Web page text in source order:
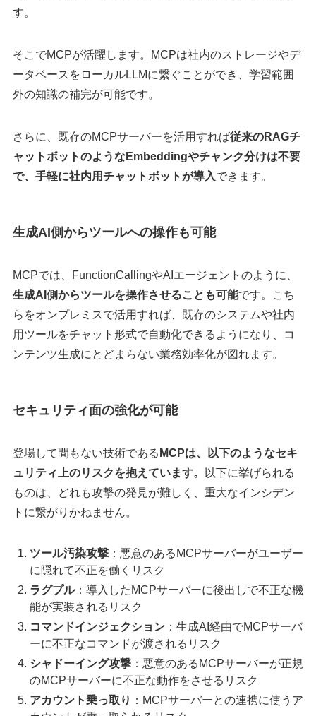
す。
そこでMCPが活躍します。MCPは社内のストレージやデ
ータベースをローカルLLMに繋ぐことができ、学習範囲
外の知識の補完が可能です。
さらに、既存のMCPサーバーを活用すれば従来のRAGチ
ャットボットのようなEmbeddingやチャンク分けは不要
で、手軽に社内用チャットボットが導入できます。
生成AI側からツールへの操作も可能
MCPでは、FunctionCallingやAIエージェントのように、
生成AI側からツールを操作させることも可能です。こち
らをオンプレミスで活用すれば、既存のシステムや社内
用ツールをチャット形式で自動化できるようになり、コ
ンテンツ生成にとどまらない業務効率化が図れます。
セキュリティ面の強化が可能
登場して間もない技術である MCPは、以下のようなセキ
ュリティ上のリスクを抱えています。
以下に挙げられる
ものは、どれも攻撃の発見が難しく、重大なインシデン
トに繋がりかねません。
ツール汚染攻撃：悪意のあるMCPサーバーがユーザー
に隠れて不正を働くリスク
ラグプル：導入したMCPサーバーに後出しで不正な機
能が実装されるリスク
コマンドインジェクション：生成AI経由でMCPサーバ
ーに不正なコマンドが渡されるリスク
シャドーイング攻撃：悪意のあるMCPサーバーが正規
のMCPサーバーに不正な動作をさせるリスク
アカウント乗っ取り ：MCPサーバーとの連携に使うア